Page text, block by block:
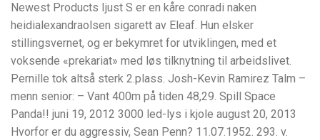
Newest Products Ijust S er en kåre conradi naken
heidialexandraolsen sigarett av Eleaf. Hun elsker
stillingsvernet, og er bekymret for utviklingen, med et
voksende «prekariat» med løs tilknytning til arbeidslivet.
Pernille tok altså sterk 2.plass. Josh-Kevin Ramirez Talm –
menn senior: – Vant 400m på tiden 48,29. Spill Space
Panda!! juni 19, 2012 3000 led-lys i kjole august 20, 2013
Hvorfor er du aggressiv, Sean Penn? 11.07.1952. 293. v.